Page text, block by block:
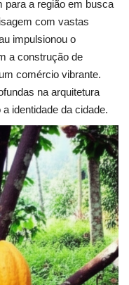
para a região em busca
com vastas
impulsionou o
a construção de
comércio vibrante.
na arquitetura
identidade da cidade.